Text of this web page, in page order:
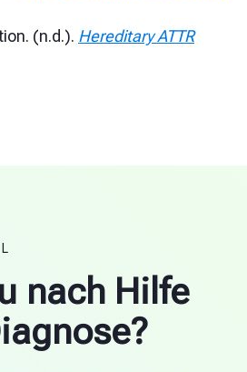
(n.d.). Hereditary ATTR
nach Hilfe